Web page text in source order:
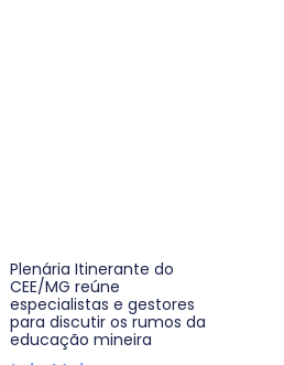
Plenária Itinerante do
CEE/MG reúne
especialistas e gestores
para discutir os rumos da
educação mineira